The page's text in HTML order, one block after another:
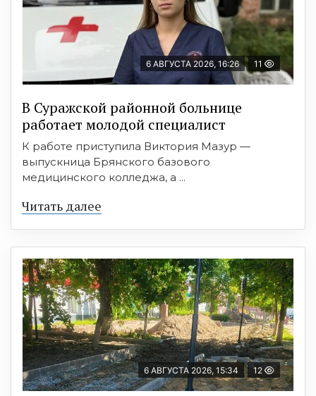
6 АВГУСТА 2026, 16:26 11
В Суражской районной больнице
работает молодой специалист
К работе приступила Виктория Мазур —
выпускница Брянского базового
медицинского колледжа, а ...
Читать далее
6 АВГУСТА 2026, 15:34 12